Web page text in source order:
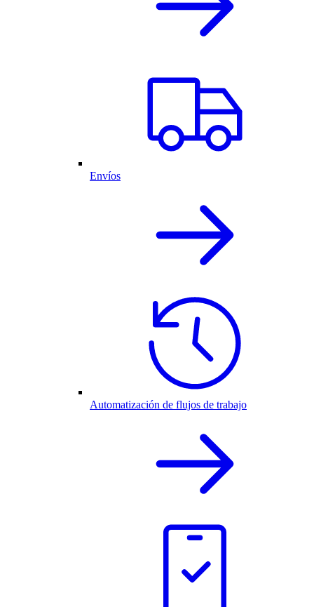
Envíos
Automatización de flujos de trabajo